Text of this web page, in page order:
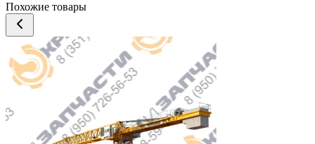
Похожие товары